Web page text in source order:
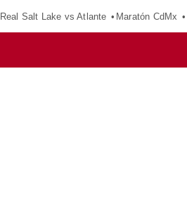
Real Salt Lake vs Atlante Maratón CdMx